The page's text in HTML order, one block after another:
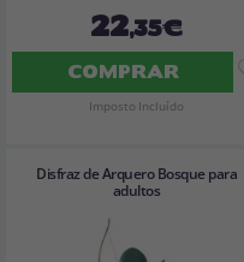
22,35€
COMPRAR
Imposto Incluído
Disfraz de Arquero Bosque para
adultos